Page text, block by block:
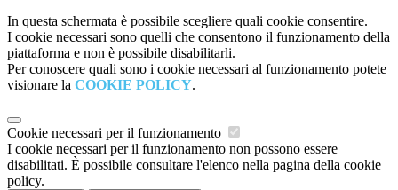
In questa schermata è possibile scegliere quali cookie consentire.
I cookie necessari sono quelli che consentono il funzionamento della
piattaforma e non è possibile disabilitarli.
Per conoscere quali sono i cookie necessari al funzionamento potete
visionare la COOKIE POLICY.
Cookie necessari per il funzionamento
I cookie necessari per il funzionamento non possono essere
disabilitati. È possibile consultare l'elenco nella pagina della cookie
policy.